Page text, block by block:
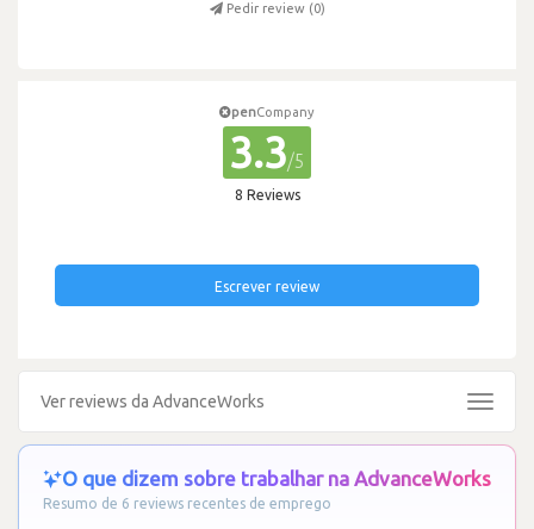
Pedir review (0)
penCompany
3.3/5
8 Reviews
Escrever review
Ver reviews da AdvanceWorks
Toggle
O que dizem sobre trabalhar na AdvanceWorks
Resumo de 6 reviews recentes de emprego